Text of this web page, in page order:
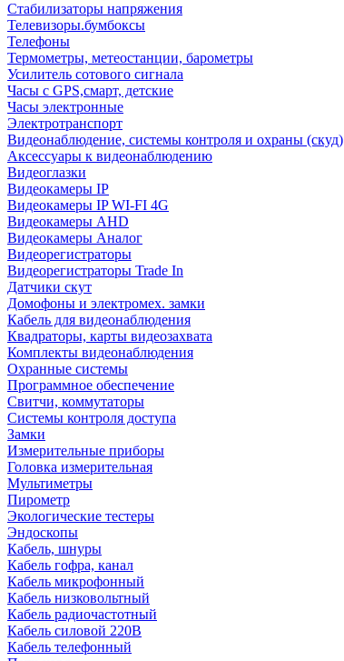
Стабилизаторы напряжения
Телевизоры.бумбоксы
Телефоны
Термометры, метеостанции, барометры
Усилитель сотового сигнала
Часы с GPS,смарт, детские
Часы электронные
Электротранспорт
Видеонаблюдение, системы контроля и охраны (скуд)
Аксессуары к видеонаблюдению
Видеоглазки
Видеокамеры IP
Видеокамеры IP WI-FI 4G
Видеокамеры AHD
Видеокамеры Аналог
Видеорегистраторы
Видеорегистраторы Trade In
Датчики скут
Домофоны и электромех. замки
Кабель для видеонаблюдения
Квадраторы, карты видеозахвата
Комплекты видеонаблюдения
Охранные системы
Программное обеспечение
Свитчи, коммутаторы
Системы контроля доступа
Замки
Измерительные приборы
Головка измерительная
Мультиметры
Пирометр
Экологические тестеры
Эндоскопы
Кабель, шнуры
Кабель гофра, канал
Кабель микрофонный
Кабель низковольтный
Кабель радиочастотный
Кабель силовой 220В
Кабель телефонный